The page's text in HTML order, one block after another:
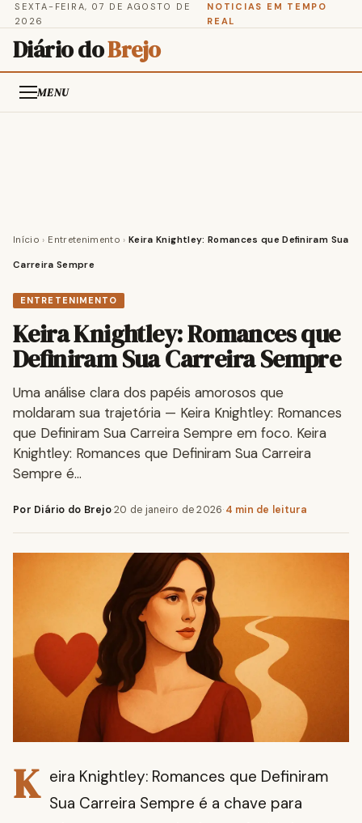
SEXTA-FEIRA, 07 DE AGOSTO DE
2026
NOTICIAS EM TEMPO
REAL
Diário doBrejo
MENU
Início › Entretenimento › Keira Knightley: Romances que Definiram Sua
Carreira Sempre
ENTRETENIMENTO
Keira Knightley: Romances que
Definiram Sua Carreira Sempre
Uma análise clara dos papéis amorosos que
moldaram sua trajetória — Keira Knightley: Romances
que Definiram Sua Carreira Sempre em foco. Keira
Knightley: Romances que Definiram Sua Carreira
Sempre é…
Por Diário do Brejo·20 de janeiro de 2026·4 min de leitura
K eira Knightley: Romances que Definiram
Sua Carreira Sempre é a chave para